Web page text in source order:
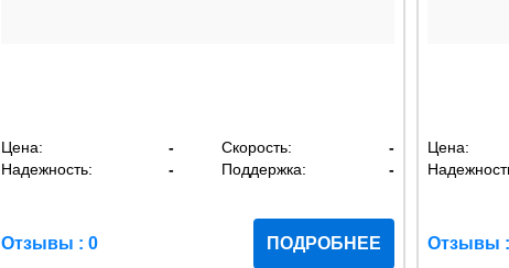
Цена: - Скорость:
-
Надежность:
- Поддержка: -
Отзывы : 0 ПОДРОБНЕЕ
Цена:
Отзывы